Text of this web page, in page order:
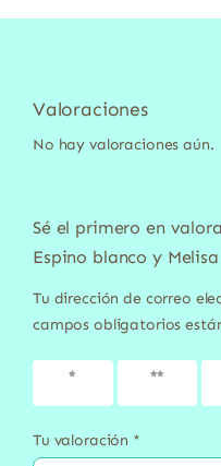
Valoraciones
No hay valoraciones aún.
Sé el primero en
Espino blanco y
Tu dirección de correo
campos obligatorios
1 de 5
2 de 5
Tu valoración *